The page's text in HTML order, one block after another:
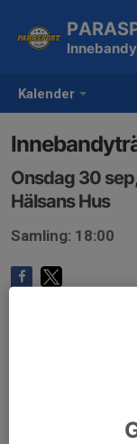
Kalender
Innebandy
Onsdag 30
Hälsans Hus
Samling: 18:00
Anmälan är öppen